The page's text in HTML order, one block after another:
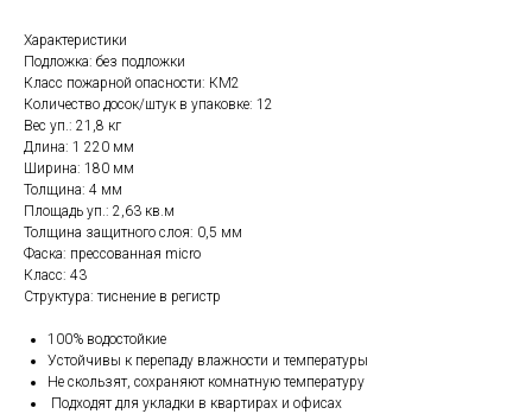
Характеристики
Подложка: без подложки
Класс пожарной опасности: КМ2
Количество досок/штук в упаковке: 12
Вес уп.: 21,8 кг
Длина: 1 220 мм
Ширина: 180 мм
Толщина: 4 мм
Площадь уп.: 2,63 кв.м
Толщина защитного слоя: 0,5 мм
Фаска: прессованная micro
Класс: 43
Структура: тиснение в регистр
100% водостойкие
Устойчивы к перепаду влажности и температуры
Не скользят, сохраняют комнатную температуру
Подходят для укладки в квартирах и офисах